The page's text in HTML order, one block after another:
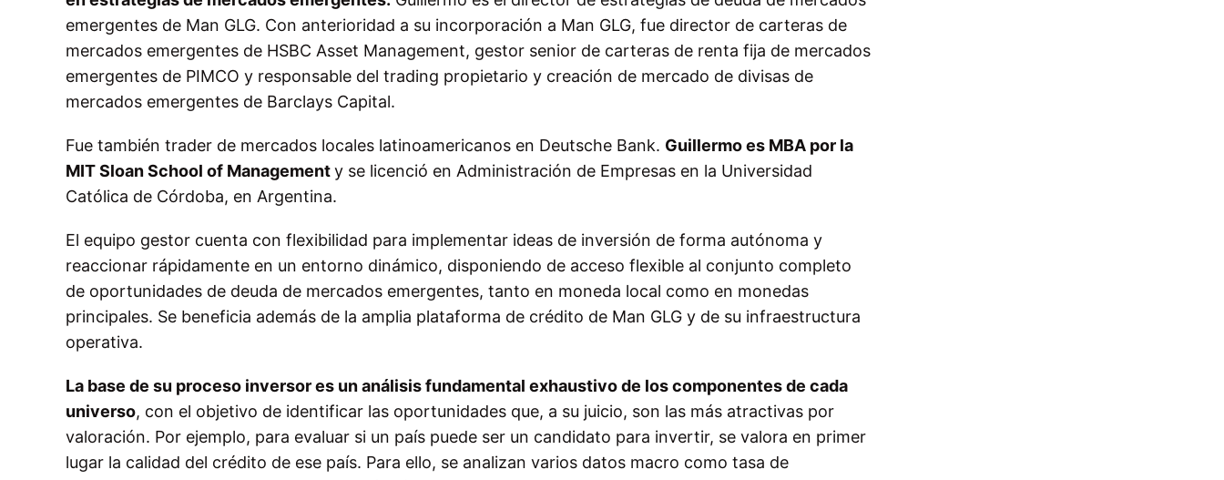
emergentes de Man GLG. Con anterioridad a su incorporación a Man GLG, fue director de carteras de
mercados emergentes de HSBC Asset Management, gestor senior de carteras de renta fija de mercados
emergentes de PIMCO y responsable del trading propietario y creación de mercado de divisas de
mercados emergentes de Barclays Capital.
Fue también trader de mercados locales latinoamericanos en Deutsche Bank. Guillermo es MBA por la
MIT Sloan School of Managementy se licenció en Administración de Empresas en la Universidad
Católica de Córdoba, en Argentina.
El equipo gestor cuenta con flexibilidad para implementar ideas de inversión de forma autónoma y
reaccionar rápidamente en un entorno dinámico, disponiendo de acceso flexible al conjunto completo
de oportunidades de deuda de mercados emergentes, tanto en moneda local como en monedas
principales. Se beneficia además de la amplia plataforma de crédito de Man GLG y de su infraestructura
operativa.
La base de su proceso inversor es un análisis fundamental exhaustivo de los componentes de cada
universo, con el objetivo de identificar las oportunidades que, a su juicio, son las más atractivas por
valoración. Por ejemplo, para evaluar si un país puede ser un candidato para invertir, se valora en primer
lugar la calidad del crédito de ese país. Para ello, se analizan varios datos macro como tasa de